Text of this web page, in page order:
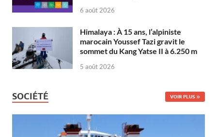
6 août 2026
Himalaya : À 15 ans, l’alpiniste
marocain Youssef Tazi gravit le
sommet du Kang Yatse II à 6.250 m
5 août 2026
SOCIÉTÉ VOIR PLUS